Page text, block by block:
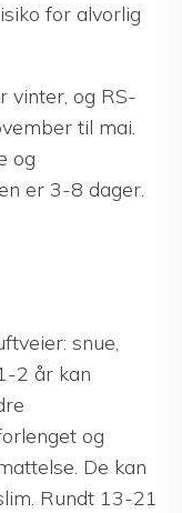
for alvorlig
vinter, og RS-
til mai.
og
er 3-8 dager.
snue,
2 år kan
og
De kan
Rundt 13-21